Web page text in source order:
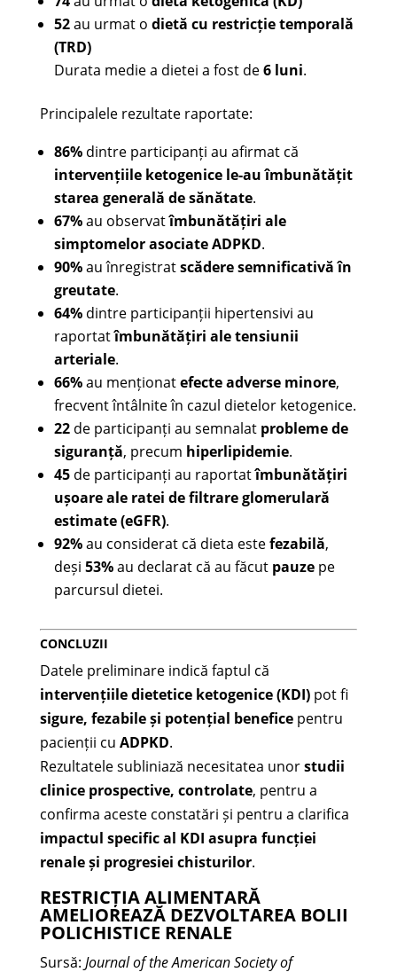
52au urmat o dietă cu restricție temporală
(TRD)
Durata medie a dietei a fost de6 luni.
Principalele rezultate raportate:
86%dintre participanți au afirmat că
intervențiile ketogenice le-au îmbunătățit
starea generală de sănătate.
67%au observatîmbunătățiri ale
simptomelor asociate ADPKD.
90%au înregistratscădere semnificativă în
greutate.
64%dintre participanții hipertensivi au
raportatîmbunătățiri ale tensiunii
arteriale.
66%au menționatefecte adverse minore,
frecvent întâlnite în cazul dietelor ketogenice.
22de participanți au semnalat probleme de
siguranță, precum hiperlipidemie.
45de participanți au raportatîmbunătățiri
ușoare ale ratei de filtrare glomerulară
estimate (eGFR).
92%au considerat că dieta estefezabilă,
deși 53%au declarat că au făcut pauzepe
parcursul dietei.
CONCLUZII
Datele preliminare indică faptul că
intervențiile dietetice ketogenice (KDI)pot fi
sigure, fezabile și potențial beneficepentru
pacienții cu ADPKD.
Rezultatele subliniază necesitatea unorstudii
clinice prospective, controlate, pentru a
confirma aceste constatări și pentru a clarifica
impactul specific al KDI asupra funcției
renale și progresiei chisturilor.
RESTRICȚIA ALIMENTARĂ
AMELIOREAZĂ DEZVOLTAREA BOLII
POLICHISTICE RENALE
Sursă: Journal of the American Society of